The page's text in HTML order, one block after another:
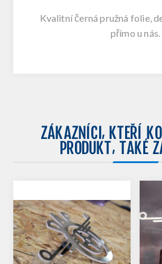
Kvalitní černá pružná folie,
přímo u nás.
ZÁKAZNÍCI, KTEŘÍ
PRODUKT, TAKÉ